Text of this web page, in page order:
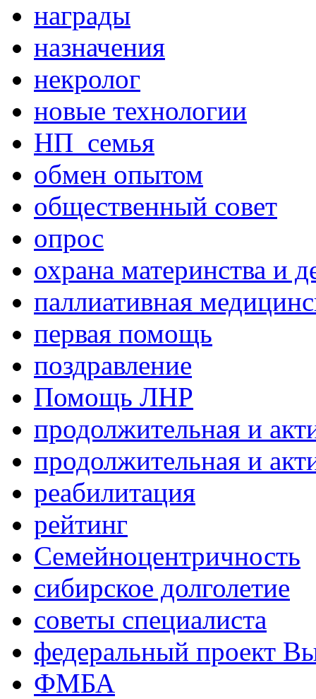
награды
назначения
некролог
новые технологии
НП_семья
обмен опытом
общественный совет
опрос
охрана материнства и
паллиативная
первая помощь
поздравление
Помощь ЛНР
продолжительная и
продолжительная и
реабилитация
рейтинг
Семейноцентричность
сибирское долголетие
советы специалиста
федеральный проект
ФМБА